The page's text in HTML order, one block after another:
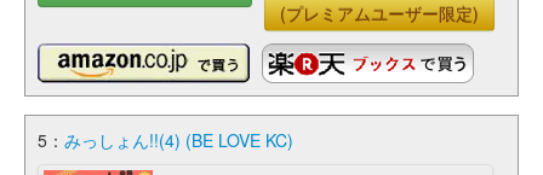
(プレミアムユーザー限定)
5： みっしょん!!(4) (BE LOVE KC)